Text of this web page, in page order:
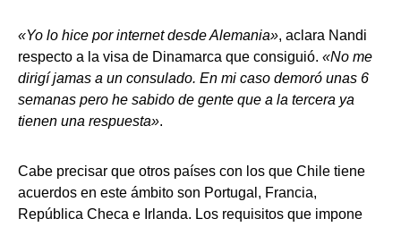
«Yo lo hice por internet desde Alemania», aclara Nandi
respecto a la visa de Dinamarca que consiguió. «No me
dirigí jamas a un consulado. En mi caso demoró unas 6
semanas pero he sabido de gente que a la tercera ya
tienen una respuesta».
Cabe precisar que otros países con los que Chile tiene
acuerdos en este ámbito son Portugal, Francia,
República Checa e Irlanda. Los requisitos que impone